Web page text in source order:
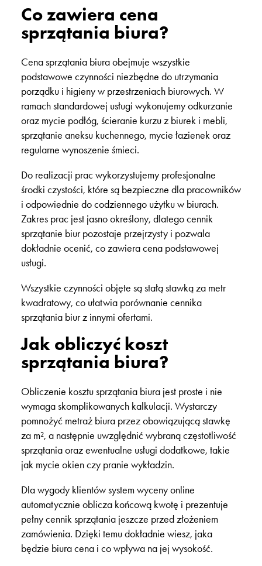
Co zawiera cena
sprzątania biura?
Cena sprzątania biura obejmuje wszystkie
podstawowe czynności niezbędne do utrzymania
porządku i higieny w przestrzeniach biurowych. W
ramach standardowej usługi wykonujemy odkurzanie
oraz mycie podłóg, ścieranie kurzu z biurek i mebli,
sprzątanie aneksu kuchennego, mycie łazienek oraz
regularne wynoszenie śmieci.
Do realizacji prac wykorzystujemy profesjonalne
środki czystości, które są bezpieczne dla pracowników
i odpowiednie do codziennego użytku w biurach.
Zakres prac jest jasno określony, dlategocennik
sprzątanie biurpozostaje przejrzysty i pozwala
dokładnie ocenić, co zawiera cena podstawowej
usługi.
Wszystkie czynności objęte są stałą stawką za metr
kwadratowy, co ułatwia porównanie cennika
sprzątania biurz innymi ofertami.
Jak obliczyć koszt
sprzątania biura?
Obliczenie kosztu sprzątania biura jest proste i nie
wymaga skomplikowanych kalkulacji. Wystarczy
pomnożyć metraż biura przez obowiązującą stawkę
za m², a następnie uwzględnić wybraną częstotliwość
sprzątania oraz ewentualne usługi dodatkowe, takie
jak mycie okien czy pranie wykładzin.
Dla wygody klientów system wyceny online
automatycznie oblicza końcową kwotę i prezentuje
pełnycennik sprzątaniajeszcze przed złożeniem
zamówienia. Dzięki temu dokładnie wiesz, jaka
będzie biura cenai co wpływa na jej wysokość.